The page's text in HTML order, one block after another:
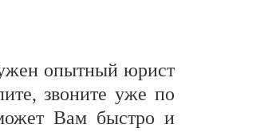
опытный юрист
звоните уже по
Вам быстро и